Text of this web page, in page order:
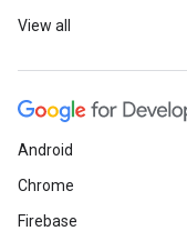
View all
Android
Chrome
Firebase